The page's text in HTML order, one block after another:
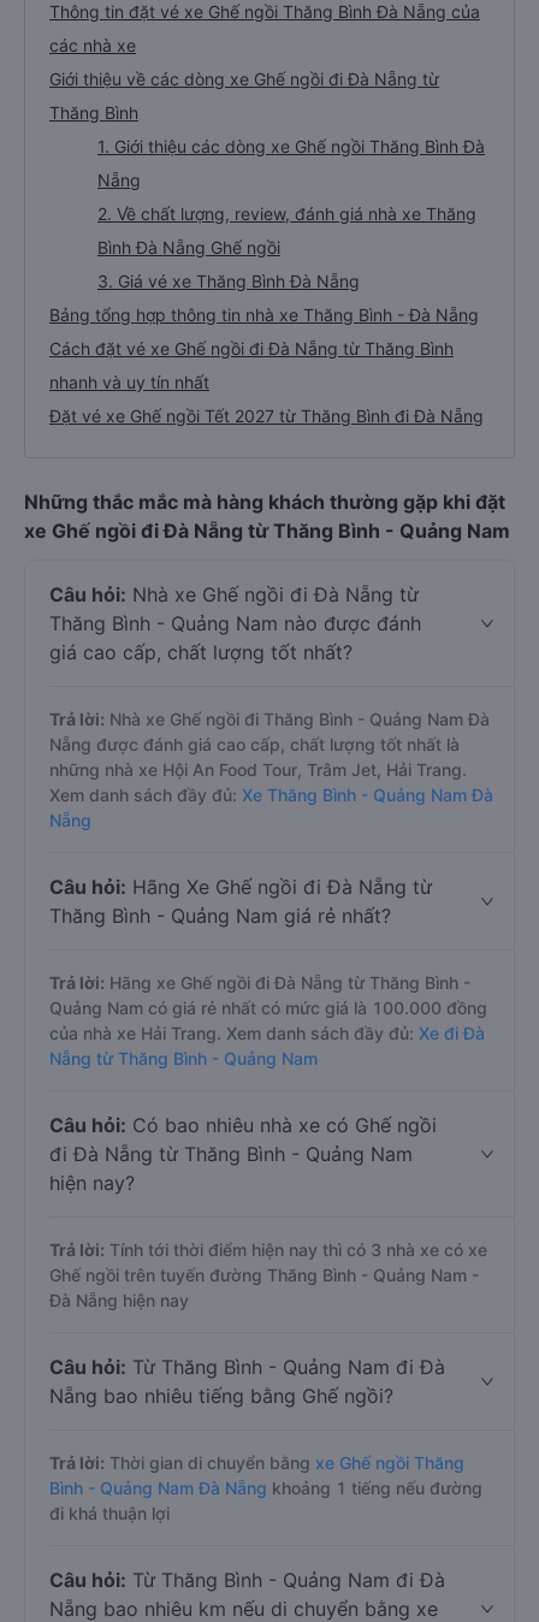
Thông tin đặt vé xe Ghế ngồi Thăng Bình Đà Nẵng của
các nhà xe
Giới thiệu về các dòng xe Ghế ngồi đi Đà Nẵng từ
Thăng Bình
1. Giới thiệu các dòng xe Ghế ngồi Thăng Bình Đà
Nẵng
2. Về chất lượng, review, đánh giá nhà xe Thăng
Bình Đà Nẵng Ghế ngồi
3. Giá vé xe Thăng Bình Đà Nẵng
Bảng tổng hợp thông tin nhà xe Thăng Bình - Đà Nẵng
Cách đặt vé xe Ghế ngồi đi Đà Nẵng từ Thăng Bình
nhanh và uy tín nhất
Đặt vé xe Ghế ngồi Tết 2027 từ Thăng Bình đi Đà Nẵng
Những thắc mắc mà hàng khách thường gặp khi đặt
xe Ghế ngồi đi Đà Nẵng từ Thăng Bình - Quảng Nam
Câu hỏi: Nhà xe Ghế ngồi đi Đà Nẵng từ
Thăng Bình - Quảng Nam nào được đánh
giá cao cấp, chất lượng tốt nhất?
Trả lời: Nhà xe Ghế ngồi đi Thăng Bình - Quảng Nam Đà
Nẵng được đánh giá cao cấp, chất lượng tốt nhất là
những nhà xe Hội An Food Tour, Trâm Jet, Hải Trang.
Xem danh sách đầy đủ: Xe Thăng Bình - Quảng Nam Đà
Nẵng
Câu hỏi: Hãng Xe Ghế ngồi đi Đà Nẵng từ
Thăng Bình - Quảng Nam giá rẻ nhất?
Trả lời: Hãng xe Ghế ngồi đi Đà Nẵng từ Thăng Bình -
Quảng Nam có giá rẻ nhất có mức giá là 100.000 đồng
của nhà xe Hải Trang. Xem danh sách đầy đủ: Xe đi Đà
Nẵng từ Thăng Bình - Quảng Nam
Câu hỏi: Có bao nhiêu nhà xe có Ghế ngồi
đi Đà Nẵng từ Thăng Bình - Quảng Nam
hiện nay?
Trả lời: Tính tới thời điểm hiện nay thì có 3 nhà xe có xe
Ghế ngồi trên tuyến đường Thăng Bình - Quảng Nam -
Đà Nẵng hiện nay
Câu hỏi: Từ Thăng Bình - Quảng Nam đi Đà
Nẵng bao nhiêu tiếng bằng Ghế ngồi?
Trả lời: Thời gian di chuyển bằng xe Ghế ngồi Thăng
Bình - Quảng Nam Đà Nẵng khoảng 1 tiếng nếu đường
đi khá thuận lợi
Câu hỏi: Từ Thăng Bình - Quảng Nam đi Đà
Nẵng bao nhiêu km nếu di chuyển bằng xe